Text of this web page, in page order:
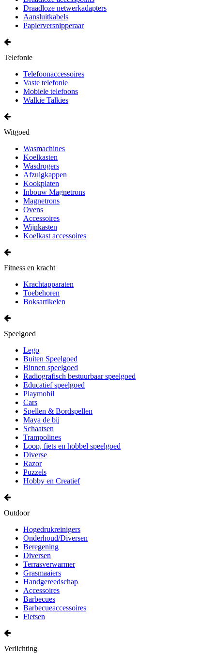
Draadloze netwerkadapters
Aansluitkabels
Papierversnipperaar
Telefonie
Telefoonaccessoires
Vaste telefonie
Mobiele telefoons
Walkie Talkies
Witgoed
Wasmachines
Koelkasten
Wasdrogers
Afzuigkappen
Kookplaten
Inbouw Magnetrons
Magnetrons
Ovens
Accessoires
Wijnkasten
Koelkast accessoires
Fitness en kracht
Krachtapparaten
Toebehoren
Boksartikelen
Speelgoed
Lego
Buiten Speelgoed
Binnen speelgoed
Radiografisch bestuurbaar speelgoed
Educatief speelgoed
Playmobil
Cars
Spellen & Bordspellen
Maya de bij
Schaatsen
Trampolines
Loop, fiets en hobbel speelgoed
Diverse
Razor
Puzzels
Hobby en Creatief
Outdoor
Hogedrukreinigers
Onderhoud/Diversen
Beregening
Diversen
Terrasverwarmer
Grasmaaiers
Handgereedschap
Accessoires
Barbecues
Barbecueaccessoires
Fietsen
Verlichting